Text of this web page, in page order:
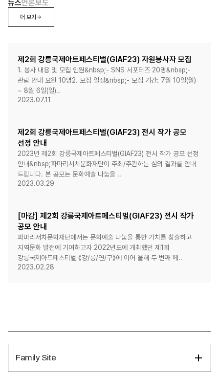
뉴스언론보도
더 보기
제2회 강릉국제아트페스티벌(GIAF23) 자원봉사자 모집
1. 봉사 내용 및 모집 인원&nbsp;- SNS 서포터즈 20명&nbsp;-
관람 안내 요원 10명2. 모집 일정&nbsp;- 모집 기간: 7월 10일(월)
~ 8월 6일(일)..
2023.07.11
제2회 강릉국제아트페스티벌(GIAF23) 전시 작가 공모
선정 안내
2023년 제2회 강릉국제아트페스티벌(GIAF23) 전시 작가 공모 선정
안내&nbsp;파마리서치문화재단이 주최/주관하는 심의 결과를 안내
드립니다. 본 공모는 문화예술 나눔을 ..
2023.03.29
[마감] 제2회 강릉국제아트페스티벌(GIAF23) 전시 작가
공모 안내
파마리서치문화재단에서는 문화예술 나눔을 통한 가치를 창출하고
지역문화 발전에 기여하고자 2022년도에 개최했던 제1회
강릉국제아트페스티벌 《강/릉/연/구》에 이어 올해 두 번째 페..
2023.02.28
Family Site